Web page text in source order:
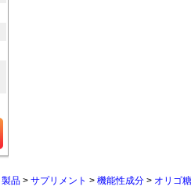
製品 > サプリメント > 機能性成分 > オリゴ糖